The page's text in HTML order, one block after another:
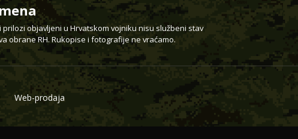
prilozi objavljeni u Hrvatskom vojniku nisu službeni stav
obrane RH. Rukopise i fotografije ne vraćamo.
Web-prodaja